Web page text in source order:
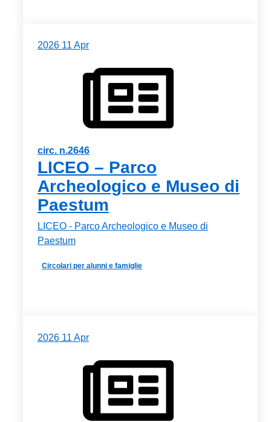
2026 11 Apr
circ. n.2646
LICEO – Parco
Archeologico e Museo di
Paestum
LICEO - Parco Archeologico e Museo di
Paestum
Circolari per alunni e famiglie
2026 11 Apr